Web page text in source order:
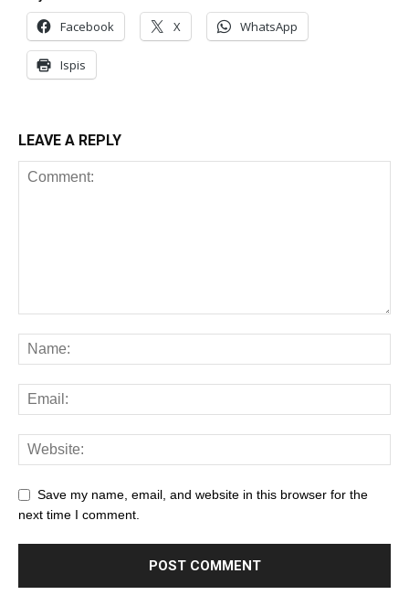
Facebook X WhatsApp
Ispis
LEAVE A REPLY
Save my name, email, and website in this browser for the
next time I comment.